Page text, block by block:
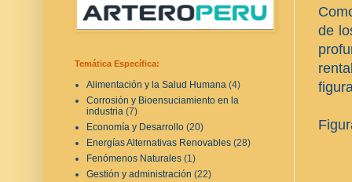
de
Temática Específica:
Alimentación y la Salud Humana (4)
Corrosión y Bioensuciamiento en la
industria (7)
Economía y Desarrollo (20)
Energías Alternativas Renovables (28)
Fenómenos Naturales (1)
Gestión y administración (22)